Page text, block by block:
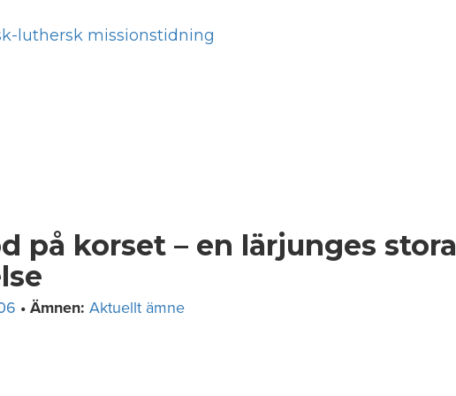
på korset – en lärjunges stora
• Ämnen: Aktuellt ämne